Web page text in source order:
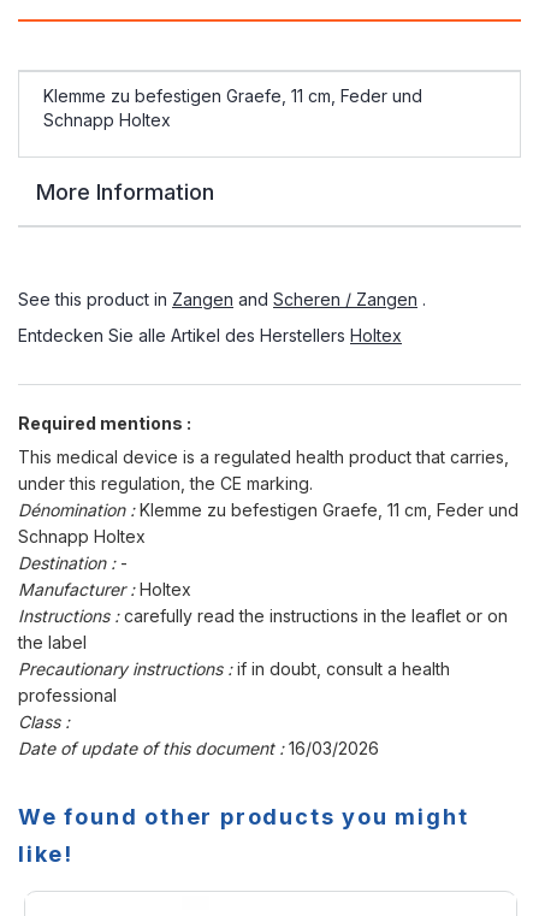
Klemme zu befestigen Graefe, 11 cm, Feder und
Schnapp Holtex
More Information
See this product in Zangen and Scheren / Zangen .
Entdecken Sie alle Artikel des Herstellers Holtex
Required mentions :
This medical device is a regulated health product that carries,
under this regulation, the CE marking.
Dénomination :Klemme zu befestigen Graefe, 11 cm, Feder und
Schnapp Holtex
Destination : -
Manufacturer :Holtex
Instructions :carefully read the instructions in the leaflet or on
the label
Precautionary instructions :if in doubt, consult a health
professional
Class :
Date of update of this document :16/03/2026
We found other products you might
like!